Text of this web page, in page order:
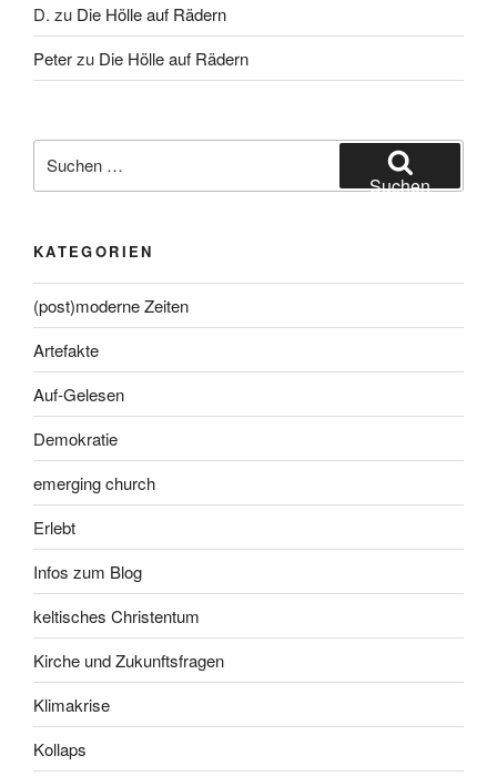
D. zu Die Hölle auf Rädern
Peterzu Die Hölle auf Rädern
nach:
Suchen
KATEGORIEN
(post)moderne Zeiten
Artefakte
Auf-Gelesen
Demokratie
emerging church
Erlebt
Infos zum Blog
keltisches Christentum
Kirche und Zukunftsfragen
Klimakrise
Kollaps